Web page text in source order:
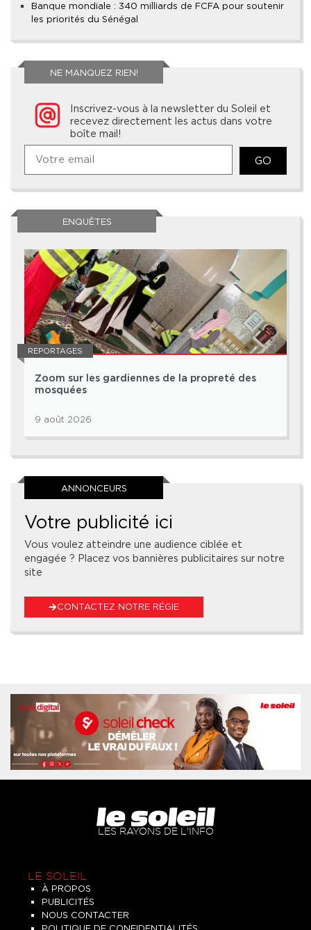
Banque mondiale : 340 milliards de FCFA pour soutenir
les priorités du Sénégal
NE MANQUEZ RIEN!
Inscrivez-vous à la newsletter du Soleil et
recevez directement les actus dans votre
boîte mail!
GO
ENQUÊTES
REPORTAGES
Zoom sur les gardiennes de la propreté des
mosquées
9 août 2026
ANNONCEURS
Votre publicité ici
Vous voulez atteindre une audience ciblée et
engagée ? Placez vos bannières publicitaires sur notre
site
CONTACTEZ NOTRE RÉGIE
LES RAYONS DE L'INFO
LE SOLEIL
À PROPOS
PUBLICITÉS
NOUS CONTACTER